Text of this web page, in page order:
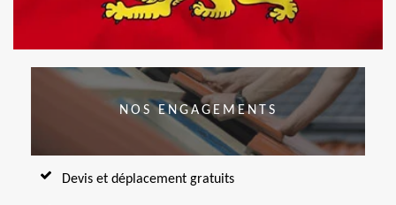
NOS ENGAGEMENTS
Devis et déplacement gratuits